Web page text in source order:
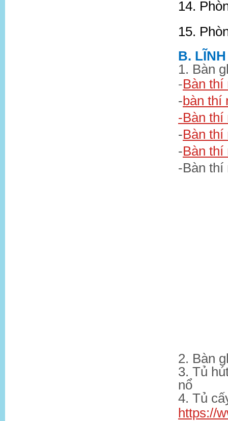
14.
15.
B.
1. Bàn
-Bàn thí
-bàn thí
-Bàn
-Bàn
-Bàn thí
-Bàn
​2. Bàn
3. Tủ
nổ
4. Tủ
https://